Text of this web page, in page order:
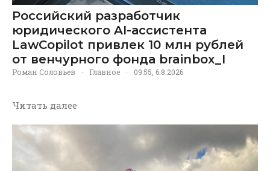
Российский разработчик
юридического AI-ассистента
LawCopilot привлек 10 млн рублей
от венчурного фонда brainbox_I
Роман Соловьев · Главное · 09:55, 6.8.2026
Читать далее